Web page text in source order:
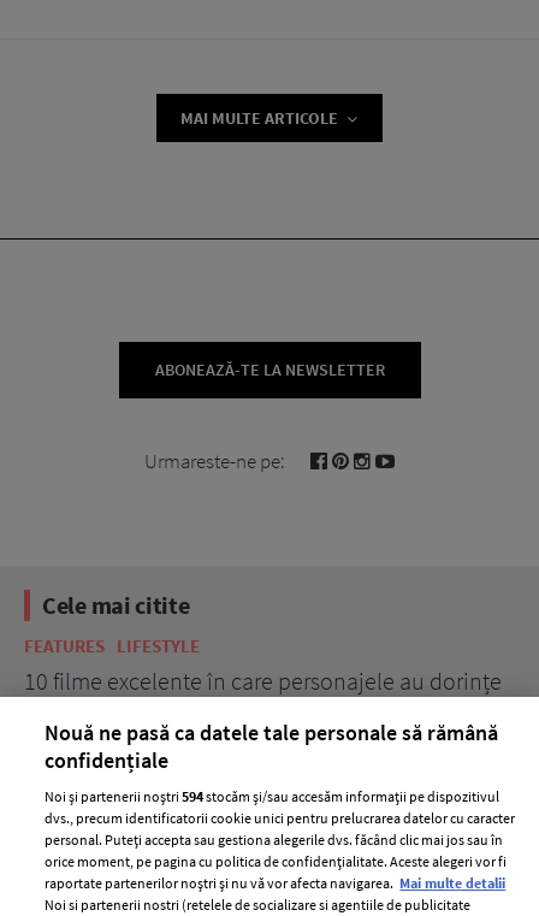
MAI MULTE ARTICOLE
ABONEAZĂ-TE LA NEWSLETTER
Urmareste-ne pe:
Cele mai citite
BEAUTY BEAUTY TIPS
7 uleiuri care stimulează creșterea rapidă a
Nouă ne pasă ca datele tale personale să rămână
confidențiale
Noi și partenerii noștri594stocăm și/sau accesăm informații pe dispozitivul
dvs., precum identificatorii cookie unici pentru prelucrarea datelor cu caracter
personal. Puteți accepta sau gestiona alegerile dvs. făcând clic mai jos sau în
orice moment, pe pagina cu politica de confidențialitate. Aceste alegeri vor fi
raportate partenerilor noștri și nu vă vor afecta navigarea. Mai multe detalii
Noi si partenerii nostri (retelele de socializare si agentiile de publicitate